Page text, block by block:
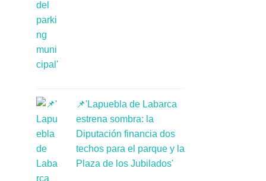
📌'Lapuebla de Labarca
estrena sombra: la
Diputación financia dos
techos para el parque y la
Plaza de los Jubilados'